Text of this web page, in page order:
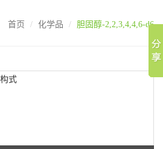
首页 化学品 胆固醇-2,2,3,4,4,6-d6